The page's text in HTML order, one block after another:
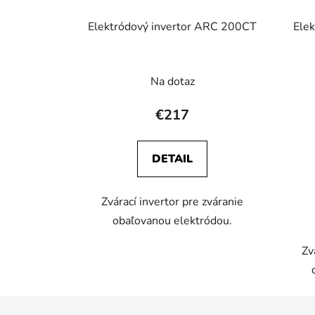
Elektródový invertor ARC 200CT
hodnotenie
produktu
3,1
z
hviezdičiek.
Na dotaz
€217
DETAIL
Zvárací invertor pre zváranie
obaľovanou elektródou.